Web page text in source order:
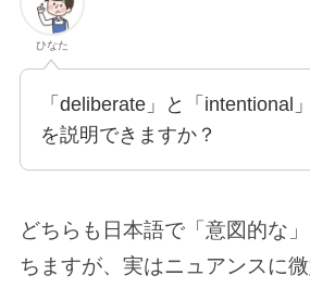
ひなた
「deliberate」と「intentional
を説明できますか？
どちらも日本語で「意図的な
ちますが、実はニュアンスに